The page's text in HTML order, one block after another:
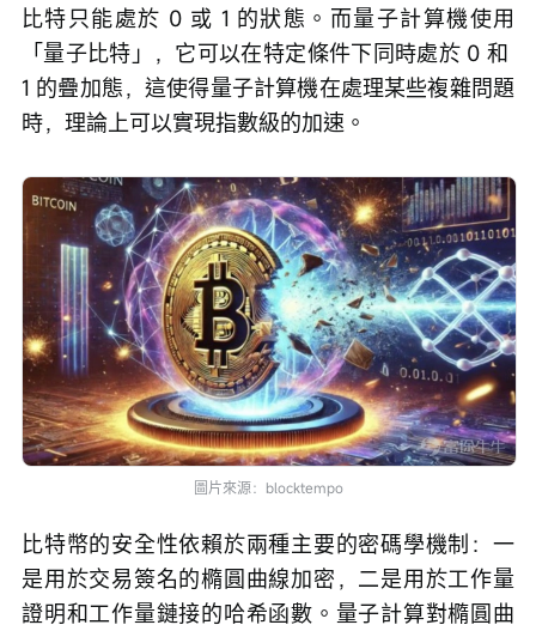
比特只能處於 0 或 1 的狀態。而量子計算機使用
「量子比特」，它可以在特定條件下同時處於 0 和
1 的疊加態，這使得量子計算機在處理某些複雜問題
時，理論上可以實現指數級的加速。
圖片來源：blocktempo
比特幣的安全性依賴於兩種主要的密碼學機制：一
是用於交易簽名的橢圓曲線加密，二是用於工作量
證明和工作量鏈接的哈希函數。量子計算對橢圓曲